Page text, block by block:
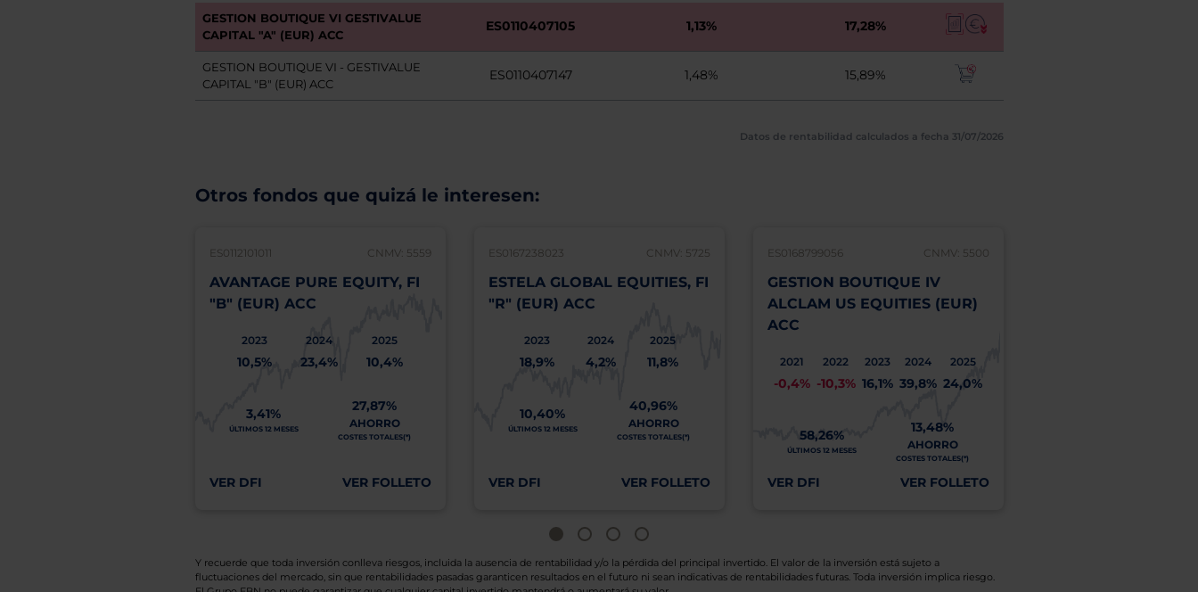
GESTION BOUTIQUE VI GESTIVALUE
CAPITAL "A" (EUR) ACC
ES0110407105 1,13% 17,28%
GESTION BOUTIQUE VI - GESTIVALUE
CAPITAL "B" (EUR) ACC
ES0110407147 1,48% 15,89%
Datos de rentabilidad calculados a fecha 31/07/2026
Otros fondos que quizá le interesen:
ES0112101011 CNMV: 5559
AVANTAGE PURE EQUITY, FI
"B" (EUR) ACC
2023
10,5%
2024
23,4%
2025
10,4%
3,41%
ÚLTIMOS 12 MESES
27,87%
AHORRO
COSTES TOTALES(*)
VER DFI VER FOLLETO
ES0167238023 CNMV: 5725
ESTELA GLOBAL EQUITIES, FI
"R" (EUR) ACC
2023
18,9%
2024
4,2%
2025
11,8%
10,40%
ÚLTIMOS 12 MESES
40,96%
AHORRO
COSTES TOTALES(*)
VER DFI VER FOLLETO
ES0168799056 CNMV: 5500
GESTION BOUTIQUE IV
ALCLAM US EQUITIES (EUR)
ACC
2021
-0,4%
2022
-10,3%
2023
16,1%
2024
39,8%
2025
24,0%
58,26%
ÚLTIMOS 12 MESES
13,48%
AHORRO
COSTES TOTALES(*)
VER DFI VER FOLLETO
Y recuerde que toda inversión conlleva riesgos, incluida la ausencia de rentabilidad y/o la pérdida del principal invertido. El valor de la inversión está sujeto a
fluctuaciones del mercado, sin que rentabilidades pasadas garanticen resultados en el futuro ni sean indicativas de rentabilidades futuras. Toda inversión implica riesgo.